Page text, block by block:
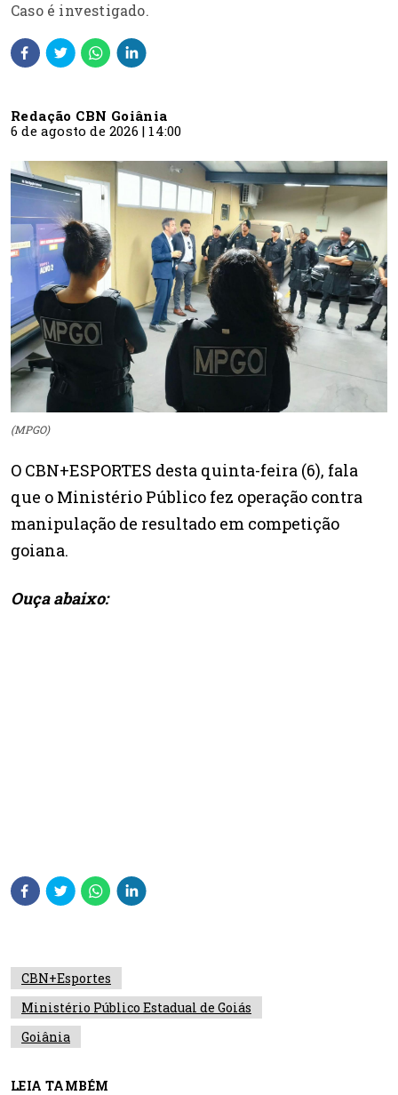
Caso é investigado.
Redação CBN Goiânia
6 de agosto de 2026 | 14:00
(MPGO)
O CBN+ESPORTES desta quinta-feira (6), fala
que o Ministério Público fez operação contra
manipulação de resultado em competição
goiana.
Ouça abaixo:
CBN+Esportes
Ministério Público Estadual de Goiás
Goiânia
LEIA TAMBÉM